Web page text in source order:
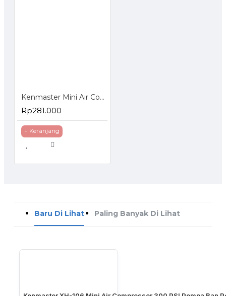
Kenmaster Mini Air Compressor Piston Colokan Hu Mobil KM-001B
Rp281.000
+ Keranjang
Baru Di Lihat Paling Banyak Di Lihat